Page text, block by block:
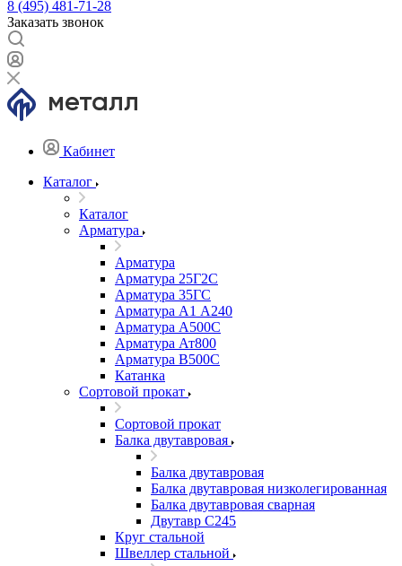
8 (495) 481-71-28
Заказать звонок
Кабинет
Каталог
Каталог
Арматура
Арматура
Арматура 25Г2С
Арматура 35ГС
Арматура А1 А240
Арматура А500С
Арматура Ат800
Арматура В500С
Катанка
Сортовой прокат
Сортовой прокат
Балка двутавровая
Балка двутавровая
Балка двутавровая низколегированная
Балка двутавровая сварная
Двутавр С245
Круг стальной
Швеллер стальной